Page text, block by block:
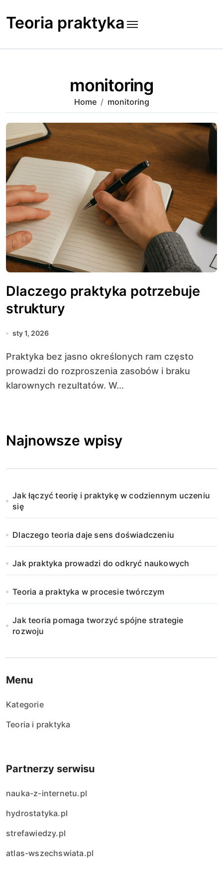
to
content
Teoria praktyka
monitoring
Home monitoring
Dlaczego praktyka potrzebuje
struktury
sty 1, 2026
Praktyka bez jasno określonych ram często
prowadzi do rozproszenia zasobów i braku
klarownych rezultatów. W...
Najnowsze wpisy
Jak łączyć teorię i praktykę w codziennym uczeniu
się
Dlaczego teoria daje sens doświadczeniu
Jak praktyka prowadzi do odkryć naukowych
Teoria a praktyka w procesie twórczym
Jak teoria pomaga tworzyć spójne strategie
rozwoju
Menu
Kategorie
Teoria i praktyka
Partnerzy serwisu
nauka-z-internetu.pl
hydrostatyka.pl
strefawiedzy.pl
atlas-wszechswiata.pl